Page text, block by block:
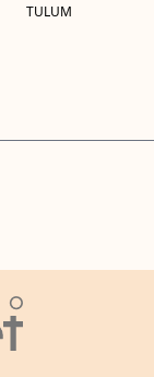
TULUM